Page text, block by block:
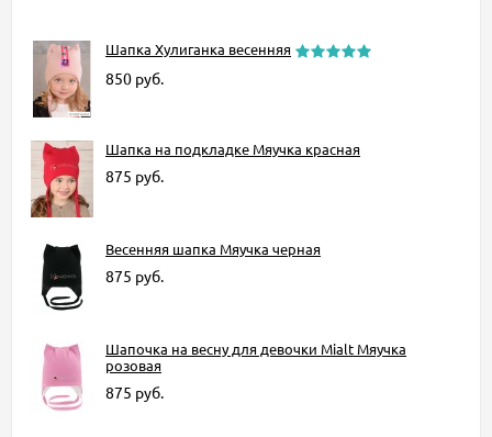
Шапка Хулиганка весенняя
850 руб.
Шапка на подкладке Мяучка красная
875 руб.
Весенняя шапка Мяучка черная
875 руб.
Шапочка на весну для девочки Mialt Мяучка
розовая
875 руб.